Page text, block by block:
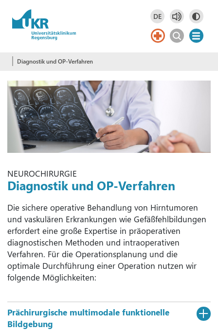
Springe zum Hauptinhalt DE
Deutsch
DE
Diagnostik und OP-Verfahren
NEUROCHIRURGIE
Diagnostik und OP-Verfahren
Die sichere operative Behandlung von Hirntumoren
und vaskulären Erkrankungen wie Gefäßfehlbildungen
erfordert eine große Expertise in präoperativen
diagnostischen Methoden und intraoperativen
Verfahren. Für die Operationsplanung und die
optimale Durchführung einer Operation nutzen wir
folgende Möglichkeiten:
Prächirurgische multimodale funktionelle
Bildgebung